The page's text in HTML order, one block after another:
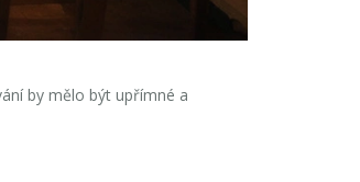
by mělo být upřímné a